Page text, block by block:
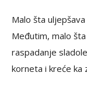
Malo šta
Međutim, malo
raspadanje
korneta i kreće ka